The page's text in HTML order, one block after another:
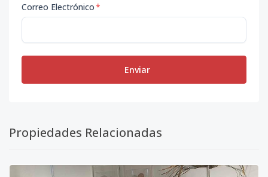
Correo Electrónico*
Enviar
Propiedades Relacionadas